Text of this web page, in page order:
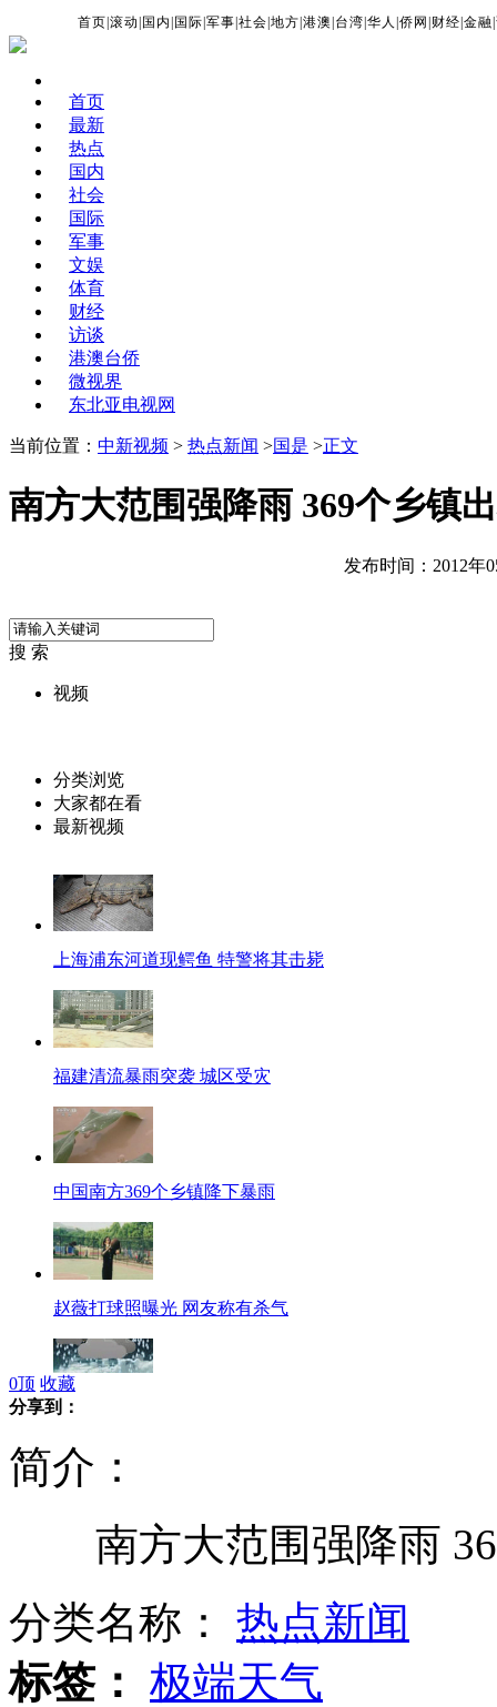
首页 |滚动 国内 国际 |军事 |社会 |地方 |港澳 台湾 |华人 |侨网 财经 |金融 |
首页
最新
热点
国内
社会
国际
军事
文娱
体育
财经
访谈
港澳台侨
微视界
东北亚电视网
当前位置： 中新视频 > 热点新闻 >国是 >正文
南方大范围强降雨 369个乡镇
发布时间：2012年
搜 索
视频
分类浏览
大家都在看
最新视频
上海浦东河道现鳄鱼 特警将其击毙
福建清流暴雨突袭 城区受灾
中国南方369个乡镇降下暴雨
赵薇打球照曝光 网友称有杀气
王菲大连个唱魅力不减 现场撒娇
0顶 收藏
分享到：
简介：
南方大范围强降雨
分类名称： 热点新闻
标签： 极端天气